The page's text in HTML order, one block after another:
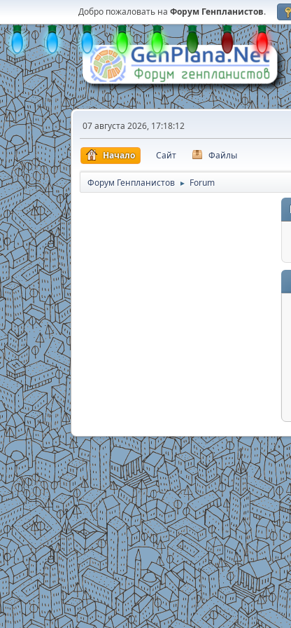
Добро пожаловать на Форум Генпланистов.
07 августа 2026, 17:18:12
Начало Сайт Файлы
Форум Генпланистов ► Forum